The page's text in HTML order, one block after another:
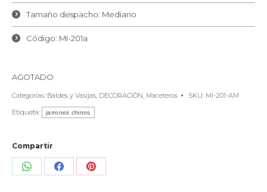
Tamaño despacho: Mediano
Código: MI-201a
AGOTADO
Categorías: Baldes y Vasijas DECORACIÓN Maceteros SKU: MI-201-AM
Etiqueta:
jarrones chinos
Compartir
Share Share Share